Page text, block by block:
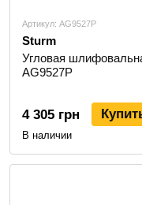
Артикул: AG9527P
Sturm
Угловая
AG9527P
4 305 грн
В наличии